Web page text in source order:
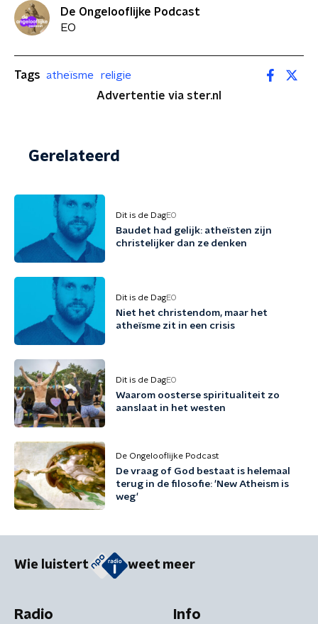
De Ongelooflijke Podcast
EO
Tags atheïsme
religie
Advertentie via ster.nl
Gerelateerd
Dit is de DagEO
Baudet had gelijk: atheïsten zijn
christelijker dan ze denken
Dit is de DagEO
Niet het christendom, maar het
atheïsme zit in een crisis
Dit is de DagEO
Waarom oosterse spiritualiteit zo
aanslaat in het westen
De Ongelooflijke Podcast
De vraag of God bestaat is helemaal
terug in de filosofie: 'New Atheism is
weg'
Wie luistert weet meer
Radio Info